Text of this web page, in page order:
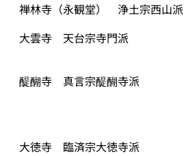
禅林寺（永観堂）　浄土宗西山派
大雲寺　天台宗寺門派
醍醐寺　真言宗醍醐寺派
大徳寺　臨済宗大徳寺派